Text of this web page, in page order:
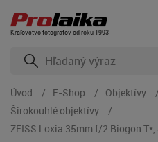
Kráľovstvo fotografov od roku 1993
Úvod E-Shop Objektívy
Širokouhlé objektívy
ZEISS Loxia 35mm f/2 Biogon